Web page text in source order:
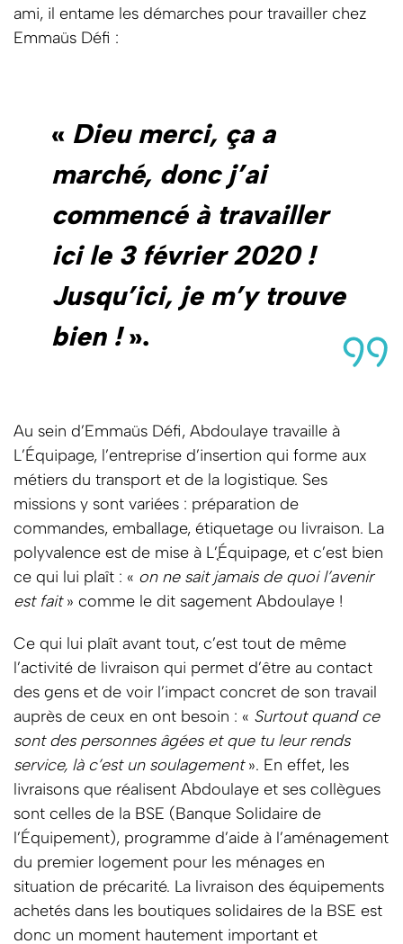
ami, il entame les démarches pour travailler chez
Emmaüs Défi :
« Dieu merci, ça a
marché, donc j’ai
commencé à travailler
ici le 3 février 2020 !
Jusqu’ici, je m’y trouve
bien !».
Au sein d’Emmaüs Défi, Abdoulaye travaille à
L’Équipage, l’entreprise d’insertion qui forme aux
métiers du transport et de la logistique. Ses
missions y sont variées : préparation de
commandes, emballage, étiquetage ou livraison. La
polyvalence est de mise à L’֤Équipage, et c’est bien
ce qui lui plaît : « on ne sait jamais de quoi l’avenir
est fait» comme le dit sagement Abdoulaye !
Ce qui lui plaît avant tout, c’est tout de même
l’activité de livraison qui permet d’être au contact
des gens et de voir l’impact concret de son travail
auprès de ceux en ont besoin : « Surtout quand ce
sont des personnes âgées et que tu leur rends
service, là c’est un soulagement». En effet, les
livraisons que réalisent Abdoulaye et ses collègues
sont celles de la BSE (Banque Solidaire de
l’Équipement), programme d’aide à l’aménagement
du premier logement pour les ménages en
situation de précarité. La livraison des équipements
achetés dans les boutiques solidaires de la BSE est
donc un moment hautement important et